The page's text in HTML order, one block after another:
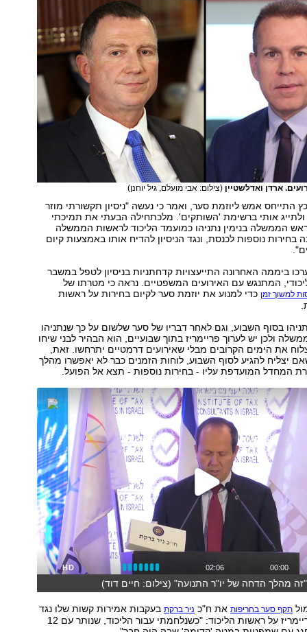
ארדן ואדלשטיין (צילום: אבי מועלם, גיל יוחנן)
התייחס אמש ליוזמת סער, ואמר כי נעשה "ניסיון תקשורתי מוזר
ולתייג אותי ברשימת 'השותקים'. מלכתחילה הבעתי את תמיכתי
הממשלה בנימין נתניהו כמועמד הליכוד לראשות הממשלה
בחירות נוספות לכנסת, ונגד הניסיון להדיח אותו באמצעות קיום
ביממה האחרונה התייעצויות קדחתניות בניסיון לטפל במשבר
המתנגש עם האירועים המשפטיים. נראה כי מטרתו של
למשוך זמן כדי למנוע את יוזמת סער לקיום בחירות על ראשות
בסוף השבוע, וגם לאחר דבריו של סער שלשום על כך שנתניהו
ולכן יש לערוך פריימריז בתוך שבועיים, הוא הבהיר לבני שיחו
את הימים הקרובים מבלי שאירועים דרמטיים יתרחשו. זאת,
יצליח להגיע לסוף השבוע, לוחות הזמנים כבר לא יאפשרו מהלך
המחדל המועדפת עליו - בחירות נוספות - תצא אל הפועל.
00:00
02:06
HD
מהלך הדחה של יו"ר התנועה" (צילום: חיים דוד)
תקף סער בחריפותאת ח"כ ניר ברקתבעקבות אמירות קשות שלו נגד
דרישתו לקיים פריימריז על ראשות הליכוד: "כשנלחמתי עבור הליכוד, שנותר עם 12